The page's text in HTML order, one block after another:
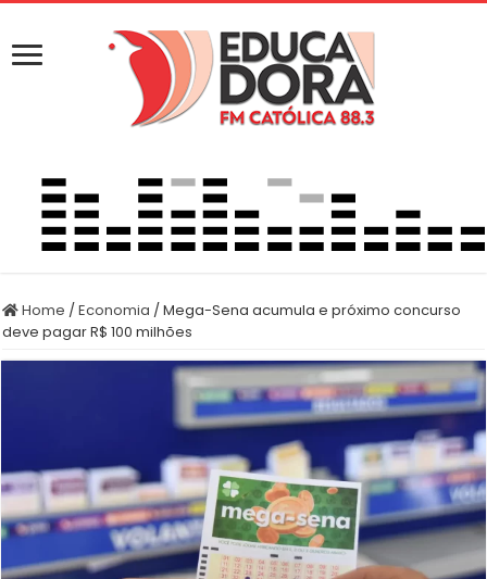
Home /Economia /Mega-Sena acumula e próximo concurso
deve pagar R$ 100 milhões